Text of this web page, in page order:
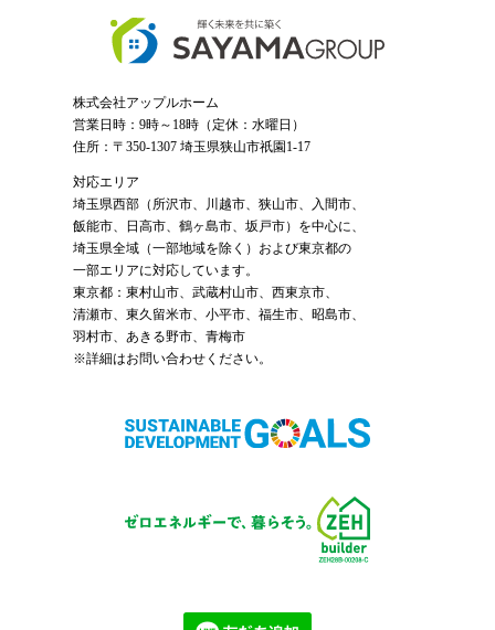
株式会社アップルホーム
営業日時：9時～18時（定休：水曜日）
住所：〒350-1307 埼玉県狭山市祇園1-17
対応エリア
埼玉県西部（ 所沢市、 川越市、狭山市、入間市、
飯能市、日高市、鶴ヶ島市、坂戸市）を中心に、
埼玉県全域（一部地域を除く）および東京都の
一部エリアに対応しています。
東京都：東村山市、武蔵村山市、西東京市、
清瀬市、東久留米市、小平市、福生市、昭島市、
羽村市、あきる野市、青梅市
※詳細はお問い合わせください。